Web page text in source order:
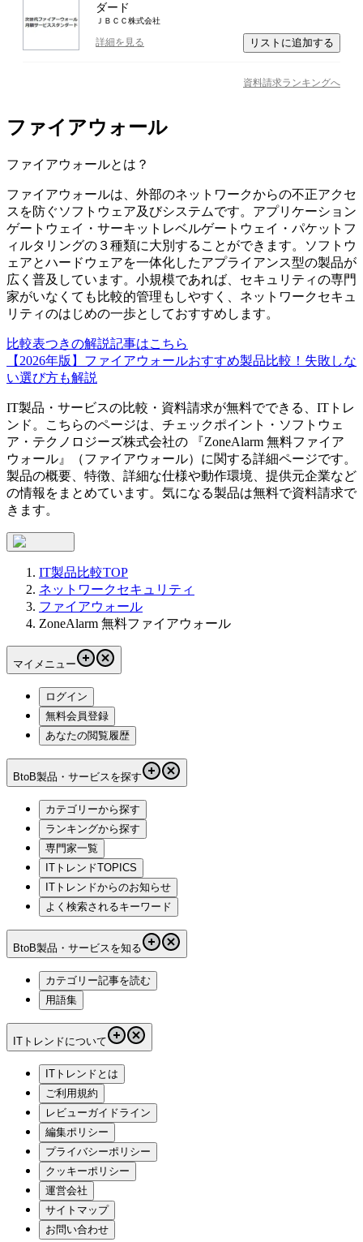
ダード
ＪＢＣＣ株式会社
詳細を見る リストに追加する
資料請求ランキングへ
ファイアウォール
ファイアウォールとは？
ファイアウォールは、外部のネットワークからの不正アクセ
スを防ぐソフトウェア及びシステムです。アプリケーション
ゲートウェイ・サーキットレベルゲートウェイ・パケットフ
ィルタリングの３種類に大別することができます。ソフトウ
ェアとハードウェアを一体化したアプライアンス型の製品が
広く普及しています。小規模であれば、セキュリティの専門
家がいなくても比較的管理もしやすく、ネットワークセキュ
リティのはじめの一歩としておすすめします。
比較表つきの解説記事はこちら
【2026年版】ファイアウォールおすすめ製品比較！失敗しな
い選び方も解説
IT製品・サービスの比較・資料請求が無料でできる、ITトレ
ンド。こちらのページは、 チェックポイント・ソフトウェ
ア・テクノロジーズ株式会社の 『ZoneAlarm 無料ファイア
ウォール 』（ファイアウォール）に関する詳細ページです。
製品の概要、特徴、詳細な仕様や動作環境、提供元企業など
の情報をまとめています。気になる製品は無料で資料請求で
きます。
IT製品比較TOP
ネットワークセキュリティ
ファイアウォール
ZoneAlarm 無料ファイアウォール
マイメニュー
ログイン
無料会員登録
あなたの閲覧履歴
BtoB製品・サービスを探す
カテゴリーから探す
ランキングから探す
専門家一覧
ITトレンドTOPICS
ITトレンドからのお知らせ
よく検索されるキーワード
BtoB製品・サービスを知る
カテゴリー記事を読む
用語集
ITトレンドについて
ITトレンドとは
ご利用規約
レビューガイドライン
編集ポリシー
プライバシーポリシー
クッキーポリシー
運営会社
サイトマップ
お問い合わせ